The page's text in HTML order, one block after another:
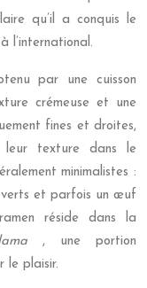
qu’il a conquis le
l’international.
par une cuisson
crémeuse et une
fines et droites,
leur texture dans le
minimalistes :
verts et parfois un œuf
réside dans la
, une portion
le plaisir.